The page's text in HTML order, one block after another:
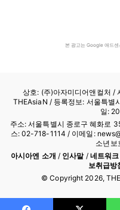
본 광고는 Google 애드
상호: (주)아자미디어앤컬처 /
THEAsiaN / 등록정보: 서울특별
일:
주소: 서울특별시 종로구 혜화로
스: 02-718-1114 / 이메일:
소년보
아시아엔 소개 / 인사말/ 네트워크
보취급방
© Copyright 2026,